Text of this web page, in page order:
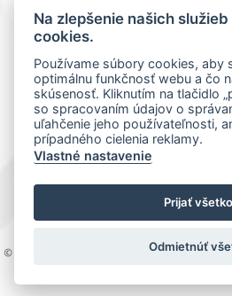
FAKTURAČNÉ ÚDAJE:
Barčianska 66, 040 17
IČ DPH:
Spoločnosť zapísaná v
Okresného súdu Košice 1.,
číslo:
© 2017-2026 Perlon | Všeobecné
Na zlepšenie našich
cookies.
Používame súbory cookies, aby
optimálnu funkčnosť webu a čo
skúsenosť. Kliknutím na tlačidlo
so spracovaním údajov o
uľahčenie jeho používateľnosti,
prípadného cielenia reklamy.
Vlastné nastavenie
Prijať všetko
Odmietnúť